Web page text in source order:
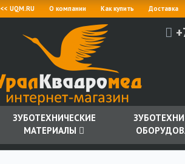
<< UQM.RU О компании Как купить Доставка
ЗУБОТЕХНИЧЕСКИЕ
МАТЕРИАЛЫ